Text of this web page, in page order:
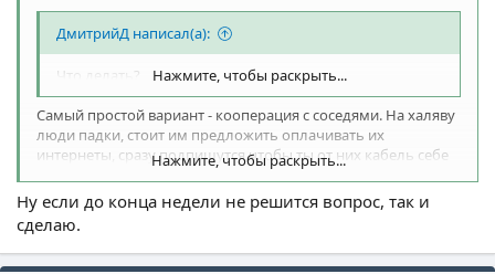
ДмитрийД написал(а):
Что делать?
Нажмите, чтобы раскрыть...
Самый простой вариант - кооперация с соседями. На халяву
люди падки, стоит им предложить оплачивать их
интернеты, сразу подпишутся чтобы ты от них кабель себе
Нажмите, чтобы раскрыть...
Ну если до конца недели не решится вопрос, так и
сделаю.